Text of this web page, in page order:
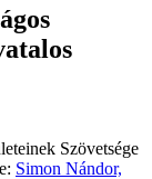
Szövetsége
Simon Nándor,